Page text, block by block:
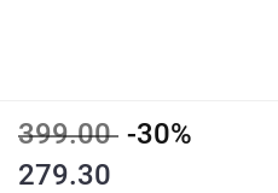
399.00 -30%
279.30